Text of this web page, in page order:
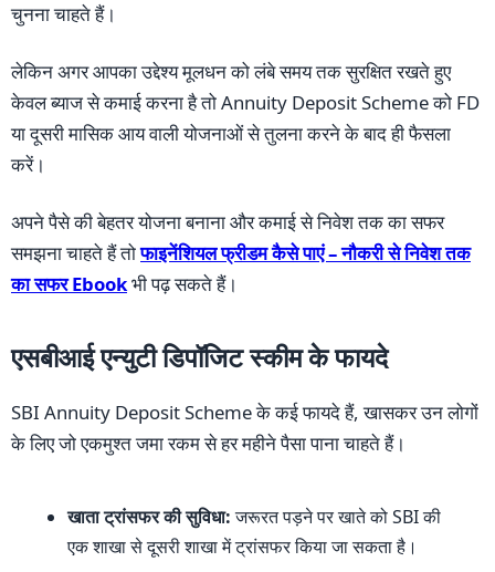
चुनना चाहते हैं।
लेकिन अगर आपका उद्देश्य मूलधन को लंबे समय तक सुरक्षित रखते हुए
केवल ब्याज से कमाई करना है तो Annuity Deposit Scheme को FD
या दूसरी मासिक आय वाली योजनाओं से तुलना करने के बाद ही फैसला
करें।
अपने पैसे की बेहतर योजना बनाना और कमाई से निवेश तक का सफर
समझना चाहते हैं तोफाइनेंशियल फ्रीडम कैसे पाएं – नौकरी से निवेश तक
का सफर Ebookभी पढ़ सकते हैं।
एसबीआई एन्युटी डिपॉजिट स्कीम के फायदे
SBI Annuity Deposit Scheme के कई फायदे हैं, खासकर उन लोगों
के लिए जो एकमुश्त जमा रकम से हर महीने पैसा पाना चाहते हैं।
खाता ट्रांसफर की सुविधा:जरूरत पड़ने पर खाते को SBI की
एक शाखा से दूसरी शाखा में ट्रांसफर किया जा सकता है।